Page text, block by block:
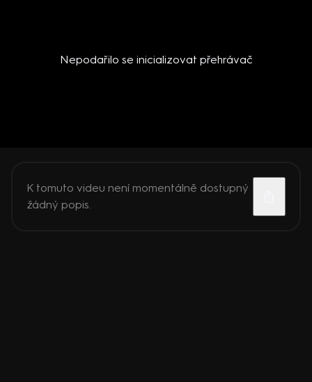
Nepodařilo se inicializovat přehrávač
K tomuto videu není momentálně dostupný
žádný popis.